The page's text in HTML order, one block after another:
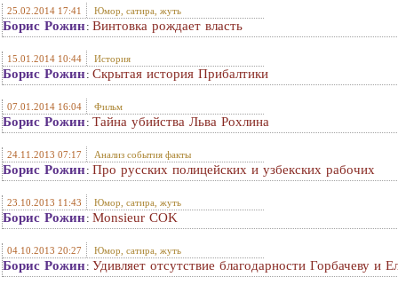
25.02.2014 17:41 Юмор, сатира, жуть
Борис Рожин: Винтовка рождает власть
15.01.2014 10:44 История
Борис Рожин: Скрытая история Прибалтики
07.01.2014 16:04 Фильм
Борис Рожин: Тайна убийства Льва Рохлина
24.11.2013 07:17 Анализ события факты
Борис Рожин: Про русских полицейских и узбекских рабочих
23.10.2013 11:43 Юмор, сатира, жуть
Борис Рожин: Monsieur COK
04.10.2013 20:27 Юмор, сатира, жуть
Борис Рожин: Удивляет отсутствие благодарности Горбачеву и